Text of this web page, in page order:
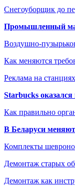
Снегоуборщик до
Промышленный
Воздушно-
Как меняются
Реклама на
Starbucks
Как правильно
В Беларуси
Комплекты
Демонтаж старых
Демонтаж как